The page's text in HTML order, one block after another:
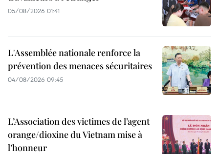
05/08/2026 01:41
L'Assemblée nationale renforce la
prévention des menaces sécuritaires
04/08/2026 09:45
L’Association des victimes de l’agent
orange/dioxine du Vietnam mise à
l’honneur